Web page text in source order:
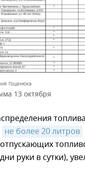
Гоцанюка
13 октября
не более 20 литров
руки в сутки),